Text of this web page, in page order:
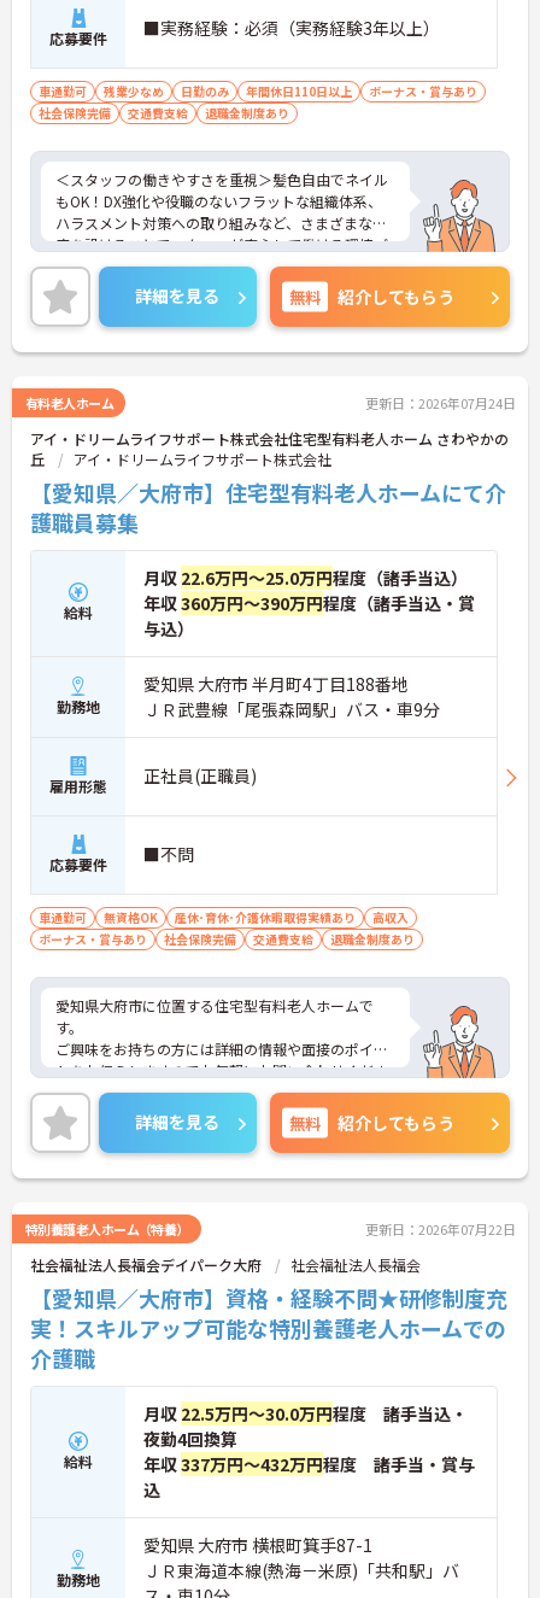
応募要件 ■実務経験：必須（実務経験3年以上）
車通勤可 残業少なめ 日勤のみ 年間休日110日以上
ボーナス・賞与あり
社会保険完備
交通費支給 退職金制度あり
＜スタッフの働きやすさを重視＞髪色自由でネイル
もOK！DX強化や役職のないフラットな組織体系、
ハラスメント対策への取り組みなど、さまざまな制
度を設けることでスタッフが安心して働ける環境づ
くりに取り組まれています。
＜ライフスタイルに合わせた勤務形態＞夜勤ありの
シフト常勤、日勤専従、夜勤専従といったさまざま
な働き方が設定されている法人です。
＜チームで連携しながらのお仕事＞一人ひとりが主
野は互いで補い合うなど、チームとしてしっかりと
連携を取りながら日々の業務に努められています。
ご興味のある方には、面接対策ポイント等、さらに
詳細をお話ししますのでお気軽にご相談ください！
詳細を見る 無料 紹介してもらう
有料老人ホーム 更新日：2026年07月24日
アイ・ドリームライフサポート株式会社住宅型有料老人ホーム さわやかの
丘
アイ・ドリームライフサポート株式会社
【愛知県／大府市】住宅型有料老人ホームにて介
護職員募集
給料
月収 22.6万円～25.0万円程度（諸手当込）
年収360万円～390万円程度（諸手当込・賞
与込）
勤務地
愛知県 大府市 半月町4丁目188番地
ＪＲ武豊線「尾張森岡駅」バス・車9分
雇用形態 正社員(正職員)
応募要件 ■不問
車通勤可 無資格OK 産休･育休･介護休暇取得実績あり
高収入
ボーナス・賞与あり
社会保険完備 交通費支給 退職金制度あり
愛知県大府市に位置する住宅型有料老人ホームで
す。
ご興味をお持ちの方には詳細の情報や面接のポイン
トをお伝えしますのでお気軽にお問い合わせくださ
いませ。
詳細を見る 無料 紹介してもらう
特別養護老人ホーム（特養） 更新日：2026年07月22日
社会福祉法人長福会デイパーク大府 社会福祉法人長福会
【愛知県／大府市】資格・経験不問★研修制度充
実！スキルアップ可能な特別養護老人ホームでの
介護職
給料
月収 22.5万円～30.0万円程度 諸手当込・
夜勤4回換算
年収337万円～432万円程度 諸手当・賞与
込
勤務地
愛知県 大府市 横根町箕手87-1
ＪＲ東海道本線(熱海－米原)「共和駅」バ